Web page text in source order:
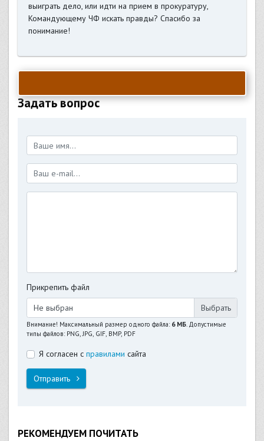
выиграть дело, или идти на прием в прокуратуру,
Командующему ЧФ искать правды? Спасибо за
понимание!
Задать вопрос
Прикрепить файл
Не выбран
Внимание! Максимальный размер одного файла: 6 МБ. Допустимые
типы файлов: PNG, JPG, GIF, BMP, PDF
Я согласен с правилами сайта
Отправить
РЕКОМЕНДУЕМ ПОЧИТАТЬ